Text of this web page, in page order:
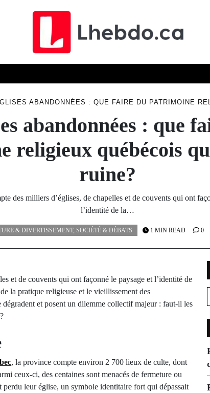
ABANDONNÉES : QUE FAIRE DU PATRIMOINE
abandonnées : que
religieux québécois
ruine?
des milliers d’églises, de chapelles et de couvents qui ont
l’identité de la…
& DIVERTISSEMENT, SOCIÉTÉ & DÉBATS 1 MIN READ 0
et de couvents qui ont façonné le paysage et l’identité de
la pratique religieuse et le vieillissement des
dégradent et posent un dilemme collectif majeur : faut-il les
, la province compte environ 2 700 lieux de culte, dont
ceux-ci, des centaines sont menacés de fermeture ou
leur église, un symbole identitaire fort qui dépassait